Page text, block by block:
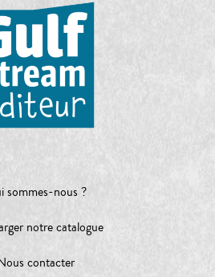
sommes-nous ?
notre catalogue
contacter